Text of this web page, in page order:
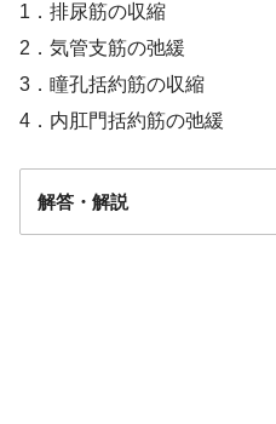
1．排尿筋の収縮
2．気管支筋の弛緩
3．瞳孔括約筋の収縮
4．内肛門括約筋の弛緩
解答・解説